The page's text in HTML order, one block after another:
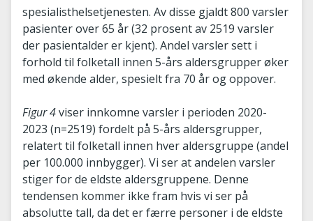
spesialisthelsetjenesten. Av disse gjaldt 800 varsler
pasienter over 65 år (32 prosent av 2519 varsler
der pasientalder er kjent). Andel varsler sett i
forhold til folketall innen 5-års aldersgrupper øker
med økende alder, spesielt fra 70 år og oppover.
Figur 4viser innkomne varsler i perioden 2020-
2023 (n=2519) fordelt på 5-års aldersgrupper,
relatert til folketall innen hver aldersgruppe (andel
per 100.000 innbygger). Vi ser at andelen varsler
stiger for de eldste aldersgruppene. Denne
tendensen kommer ikke fram hvis vi ser på
absolutte tall, da det er færre personer i de eldste